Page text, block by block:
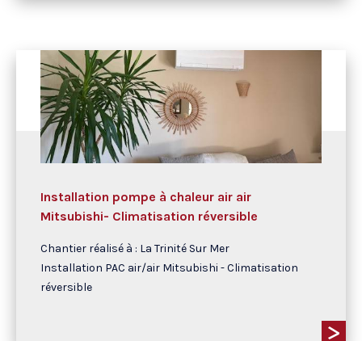
Installation pompe à chaleur air air
Mitsubishi- Climatisation réversible
Chantier réalisé à : La Trinité Sur Mer
Installation PAC air/air Mitsubishi - Climatisation
réversible